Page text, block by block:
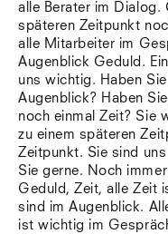
alle Berater im Dialog.
späteren Zeitpunkt
alle Mitarbeiter im
Augenblick Geduld.
uns wichtig. Haben
Augenblick? Haben
noch einmal Zeit? Sie
zu einem späteren
Zeitpunkt. Sie sind
Sie gerne. Noch
Geduld, Zeit, alle Zeit
sind im Augenblick.
ist wichtig im